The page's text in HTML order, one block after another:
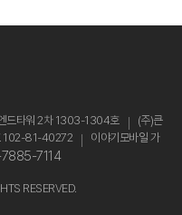
드타워 2차 1303-1304호
(주)큰
102-81-40272
이야기모바일 가
7114
RESERVED.